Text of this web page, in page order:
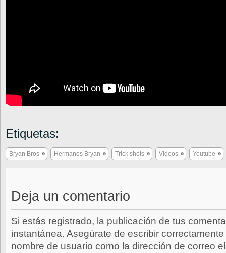
Etiquetas:
Bryan Bros Hermanos Bryan Trick shots Vídeos Youtube
Deja un comentario
Si estás registrado, la publicación de tus
instantánea. Asegúrate de escribir
nombre de usuario como la dirección de correo